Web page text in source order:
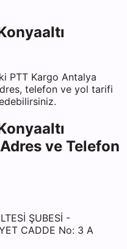
PTT Kargo Antalya
telefon ve yol tarifi
Adres ve Telefon
ŞUBESİ -
CADDE No: 3 A